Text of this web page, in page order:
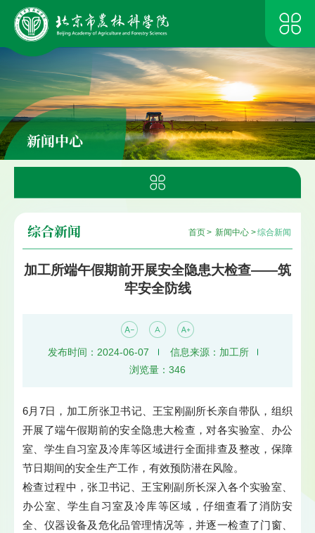
新闻中心
首页> 新闻中心 >综合新闻
综合新闻
加工所端午假期前开展安全隐患大检查——筑
牢安全防线
发布时间：2024-06-07
信息来源：加工所
浏览量： 346
6月7日，加工所张卫书记、王宝刚副所长亲自带队，组织
开展了端午假期前的安全隐患大检查，对各实验室、办公
室、学生自习室及冷库等区域进行全面排查及整改，保障
节日期间的安全生产工作，有效预防潜在风险。
检查过程中，张卫书记、王宝刚副所长深入各个实验室、
办公室、学生自习室及冷库等区域，仔细查看了消防安
全、仪器设备及危化品管理情况等，并逐一检查了门窗、